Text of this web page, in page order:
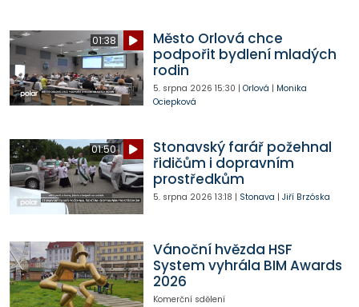
01:38
Město Orlová chce
podpořit bydlení mladých
rodin
5. srpna 2026 15:30 | Orlová | Monika
Ociepková
01:50
Stonavský farář požehnal
řidičům i dopravním
prostředkům
5. srpna 2026 13:18 | Stonava | Jiří Brzóska
Vánoční hvězda HSF
System vyhrála BIM Awards
2026
Komerční sdělení